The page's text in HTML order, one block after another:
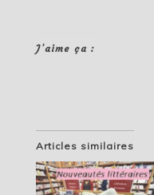
J’aime ça :
Articles similaires